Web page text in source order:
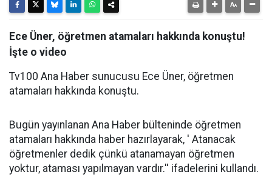
Ece Üner, öğretmen atamaları hakkında konuştu!
İşte o video
Tv100 Ana Haber sunucusu Ece Üner, öğretmen
atamaları hakkında konuştu.
Bugün yayınlanan Ana Haber bülteninde öğretmen
atamaları hakkında haber hazırlayarak, ' Atanacak
öğretmenler dedik çünkü atanamayan öğretmen
yoktur, ataması yapılmayan vardır.'' ifadelerini kullandı.